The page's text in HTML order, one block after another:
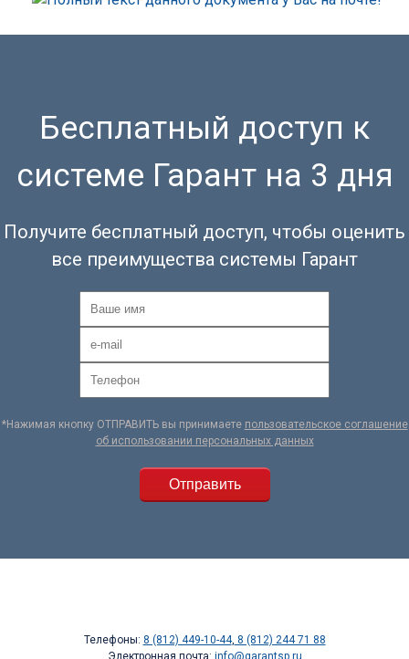
Бесплатный доступ к
системе Гарант на 3 дня
Получите бесплатный доступ, чтобы оценить
все преимущества системы Гарант
*Нажимая кнопку ОТПРАВИТЬ вы принимаете пользовательское соглашение
об использовании персональных данных
Телефоны: 8 (812) 449-10-44, 8 (812) 244 71 88